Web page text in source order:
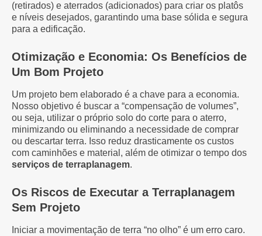
(retirados) e aterrados (adicionados) para criar os platôs
e níveis desejados, garantindo uma base sólida e segura
para a edificação.
Otimização e Economia: Os Benefícios de
Um Bom Projeto
Um projeto bem elaborado é a chave para a economia.
Nosso objetivo é buscar a “compensação de volumes”,
ou seja, utilizar o próprio solo do corte para o aterro,
minimizando ou eliminando a necessidade de comprar
ou descartar terra. Isso reduz drasticamente os custos
com caminhões e material, além de otimizar o tempo dos
serviços de terraplanagem.
Os Riscos de Executar a Terraplanagem
Sem Projeto
Iniciar a movimentação de terra “no olho” é um erro caro.